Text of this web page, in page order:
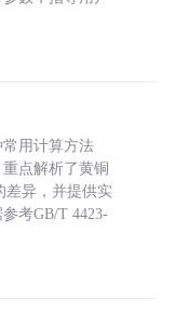
用计算方法
点解析了黄铜
差异，并提供实
考GB/T 4423-